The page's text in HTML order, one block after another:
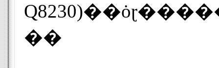
��